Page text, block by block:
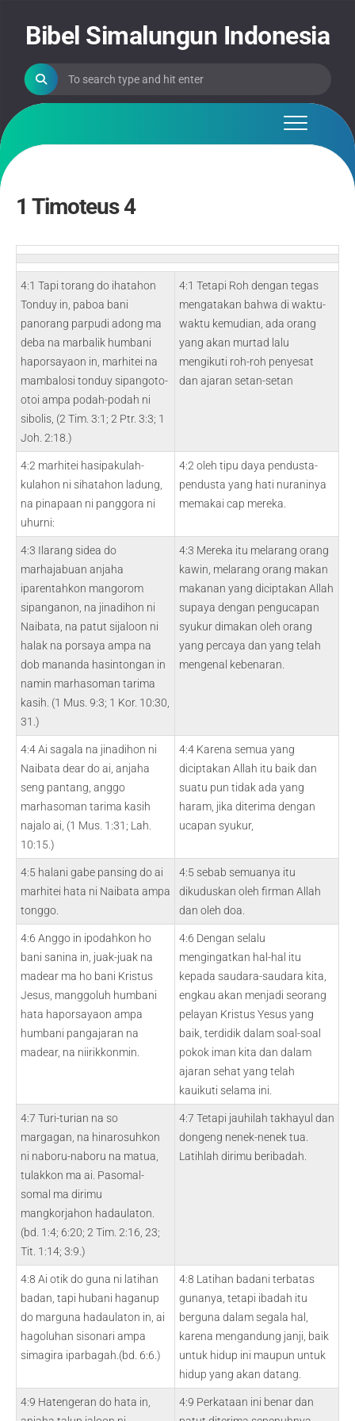
contentBibel Simalungun Indonesia
1 Timoteus 4
4:1 Tapi torang do ihatahon
Tonduy in, paboa bani
panorang parpudi adong ma
deba na marbalik humbani
haporsayaon in, marhitei na
mambalosi tonduy sipangoto-
otoi ampa podah-podah ni
sibolis, (2 Tim. 3:1; 2 Ptr. 3:3; 1
Joh. 2:18.)
4:1 Tetapi Roh dengan tegas
mengatakan bahwa di waktu-
waktu kemudian, ada orang
yang akan murtad lalu
mengikuti roh-roh penyesat
dan ajaran setan-setan
4:2 marhitei hasipakulah-
kulahon ni sihatahon ladung,
na pinapaan ni panggora ni
uhurni:
4:2 oleh tipu daya pendusta-
pendusta yang hati nuraninya
memakai cap mereka.
4:3 Ilarang sidea do
marhajabuan anjaha
iparentahkon mangorom
sipanganon, na jinadihon ni
Naibata, na patut sijaloon ni
halak na porsaya ampa na
dob mananda hasintongan in
namin marhasoman tarima
kasih. (1 Mus. 9:3; 1 Kor. 10:30,
31.)
4:3 Mereka itu melarang orang
kawin, melarang orang makan
makanan yang diciptakan Allah
supaya dengan pengucapan
syukur dimakan oleh orang
yang percaya dan yang telah
mengenal kebenaran.
4:4 Ai sagala na jinadihon ni
Naibata dear do ai, anjaha
seng pantang, anggo
marhasoman tarima kasih
najalo ai, (1 Mus. 1:31; Lah.
10:15.)
4:4 Karena semua yang
diciptakan Allah itu baik dan
suatu pun tidak ada yang
haram, jika diterima dengan
ucapan syukur,
4:5 halani gabe pansing do ai
marhitei hata ni Naibata ampa
tonggo.
4:5 sebab semuanya itu
dikuduskan oleh firman Allah
dan oleh doa.
4:6 Anggo in ipodahkon ho
bani sanina in, juak-juak na
madear ma ho bani Kristus
Jesus, manggoluh humbani
hata haporsayaon ampa
humbani pangajaran na
madear, na niirikkonmin.
4:6 Dengan selalu
mengingatkan hal-hal itu
kepada saudara-saudara kita,
engkau akan menjadi seorang
pelayan Kristus Yesus yang
baik, terdidik dalam soal-soal
pokok iman kita dan dalam
ajaran sehat yang telah
kauikuti selama ini.
4:7 Turi-turian na so
margagan, na hinarosuhkon
ni naboru-naboru na matua,
tulakkon ma ai. Pasomal-
somal ma dirimu
mangkorjahon hadaulaton.
(bd. 1:4; 6:20; 2 Tim. 2:16, 23;
Tit. 1:14; 3:9.)
4:7 Tetapi jauhilah takhayul dan
dongeng nenek-nenek tua.
Latihlah dirimu beribadah.
4:8 Ai otik do guna ni latihan
badan, tapi hubani haganup
do marguna hadaulaton in, ai
hagoluhan sisonari ampa
simagira iparbagah.(bd. 6:6.)
4:8 Latihan badani terbatas
gunanya, tetapi ibadah itu
berguna dalam segala hal,
karena mengandung janji, baik
untuk hidup ini maupun untuk
hidup yang akan datang.
4:9 Hatengeran do hata in,
4:9 Perkataan ini benar dan